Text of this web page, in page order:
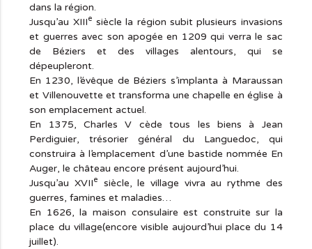
dans la région.
Jusqu’au XIIIe siècle la région subit plusieurs invasions
et guerres avec son apogée en 1209 qui verra le sac
de Béziers et des villages alentours, qui se
dépeupleront.
En 1230, l’évêque de Béziers s’implanta à Maraussan
et Villenouvette et transforma une chapelle en église à
son emplacement actuel.
En 1375, Charles V cède tous les biens à Jean
Perdiguier, trésorier général du Languedoc, qui
construira à l’emplacement d’une bastide nommée En
Auger, le château encore présent aujourd’hui.
Jusqu’au XVIIe
siècle, le village vivra au rythme des
guerres, famines et maladies…
En 1626, la maison consulaire est construite sur la
place du village(encore visible aujourd’hui place du 14
juillet).